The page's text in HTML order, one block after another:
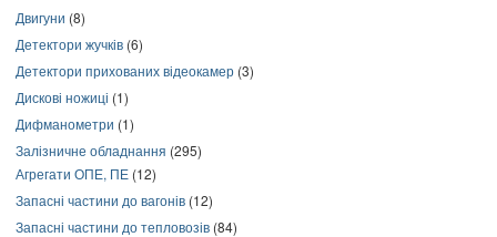
Двигуни (8)
Детектори жучків (6)
Детектори прихованих відеокамер (3)
Дискові ножиці (1)
Дифманометри (1)
Залізничне обладнання (295)
Агрегати ОПЕ, ПЕ (12)
Запасні частини до вагонів (12)
Запасні частини до тепловозів (84)